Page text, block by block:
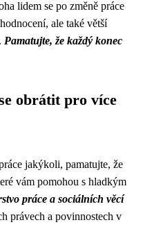
lidem se po změně práce
ale také větší
Pamatujte, že každý konec
obrátit pro více
jakýkoli, pamatujte, že
vám pomohou s hladkým
práce a sociálních věcí
právech a povinnostech v